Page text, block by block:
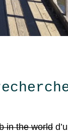
in the world